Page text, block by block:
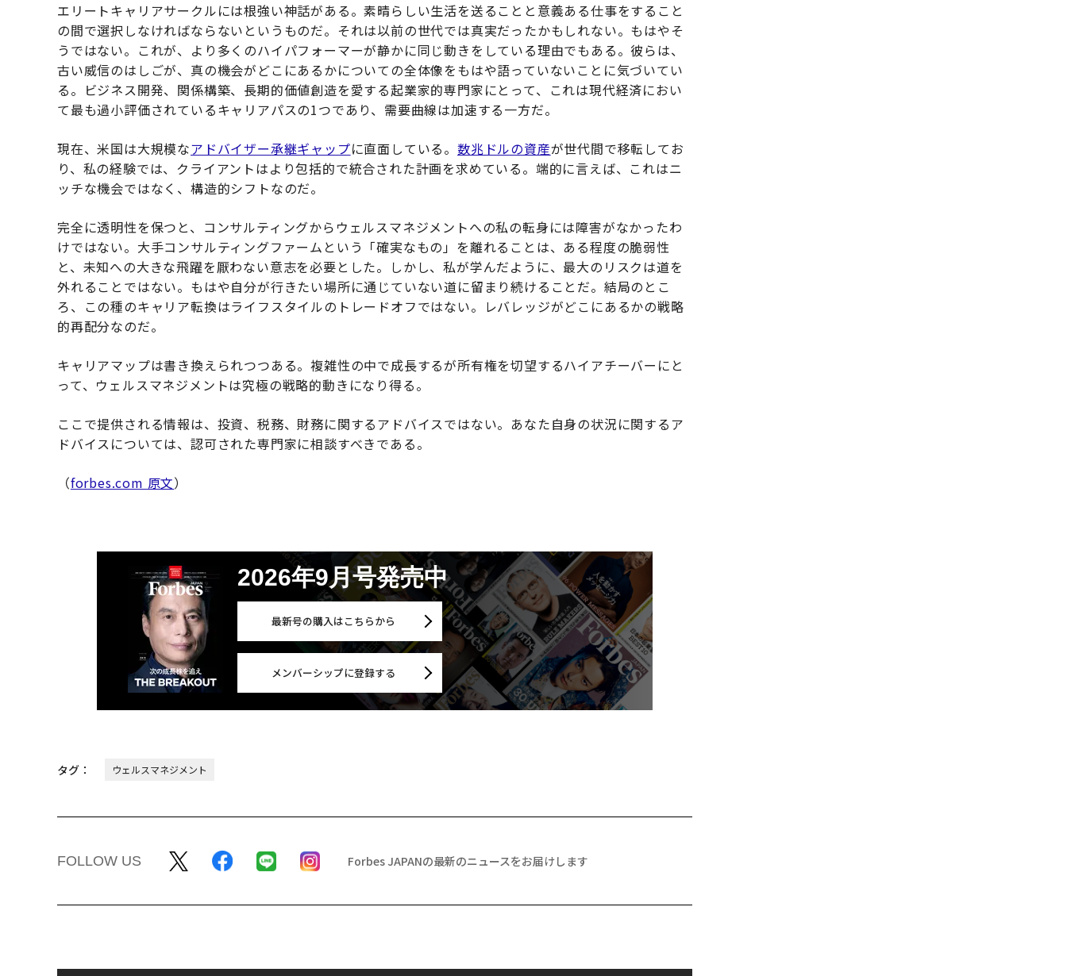
エリートキャリアサークルには根強い神話がある。素晴らしい生活を送ることと意義ある仕事をすること
の間で選択しなければならないというものだ。それは以前の世代では真実だったかもしれない。もはやそ
うではない。これが、より多くのハイパフォーマーが静かに同じ動きをしている理由でもある。彼らは、
古い威信のはしごが、真の機会がどこにあるかについての全体像をもはや語っていないことに気づいてい
る。ビジネス開発、関係構築、長期的価値創造を愛する起業家的専門家にとって、これは現代経済におい
て最も過小評価されているキャリアパスの1つであり、需要曲線は加速する一方だ。
現在、米国は大規模なアドバイザー承継ギャップに直面している。数兆ドルの資産が世代間で移転してお
り、私の経験では、クライアントはより包括的で統合された計画を求めている。端的に言えば、これはニ
ッチな機会ではなく、構造的シフトなのだ。
完全に透明性を保つと、コンサルティングからウェルスマネジメントへの私の転身には障害がなかったわ
けではない。大手コンサルティングファームという「確実なもの」を離れることは、ある程度の脆弱性
と、未知への大きな飛躍を厭わない意志を必要とした。しかし、私が学んだように、最大のリスクは道を
外れることではない。もはや自分が行きたい場所に通じていない道に留まり続けることだ。結局のとこ
ろ、この種のキャリア転換はライフスタイルのトレードオフではない。レバレッジがどこにあるかの戦略
的再配分なのだ。
キャリアマップは書き換えられつつある。複雑性の中で成長するが所有権を切望するハイアチーバーにと
って、ウェルスマネジメントは究極の戦略的動きになり得る。
ここで提供される情報は、投資、税務、財務に関するアドバイスではない。あなた自身の状況に関するア
ドバイスについては、認可された専門家に相談すべきである。
（forbes.com 原文）
2026年9月号発売中
最新号の購入はこちらから
メンバーシップに登録する
タグ： ウェルスマネジメント
FOLLOW US Forbes JAPANの最新のニュースをお届けします